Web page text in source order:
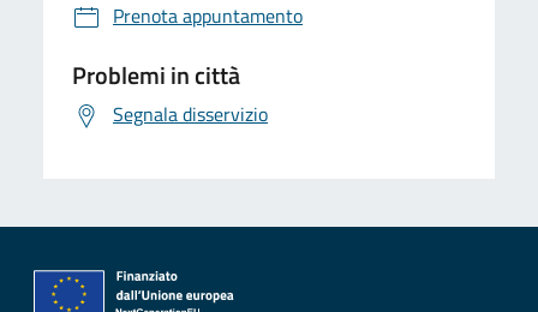
Prenota appuntamento
Problemi in città
Segnala disservizio